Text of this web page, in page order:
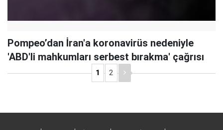
Pompeo’dan İran'a koronavirüs nedeniyle
'ABD'li mahkumları serbest bırakma' çağrısı
1 2